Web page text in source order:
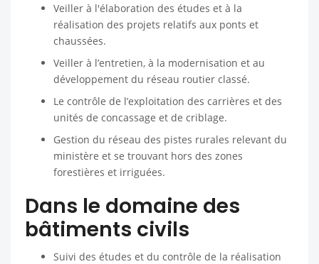
Veiller à l'élaboration des études et à la
réalisation des projets relatifs aux ponts et
chaussées.
Veiller à l’entretien, à la modernisation et au
développement du réseau routier classé.
Le contrôle de l’exploitation des carrières et des
unités de concassage et de criblage.
Gestion du réseau des pistes rurales relevant du
ministère et se trouvant hors des zones
forestières et irriguées.
Dans le domaine des
bâtiments civils
Suivi des études et du contrôle de la réalisation